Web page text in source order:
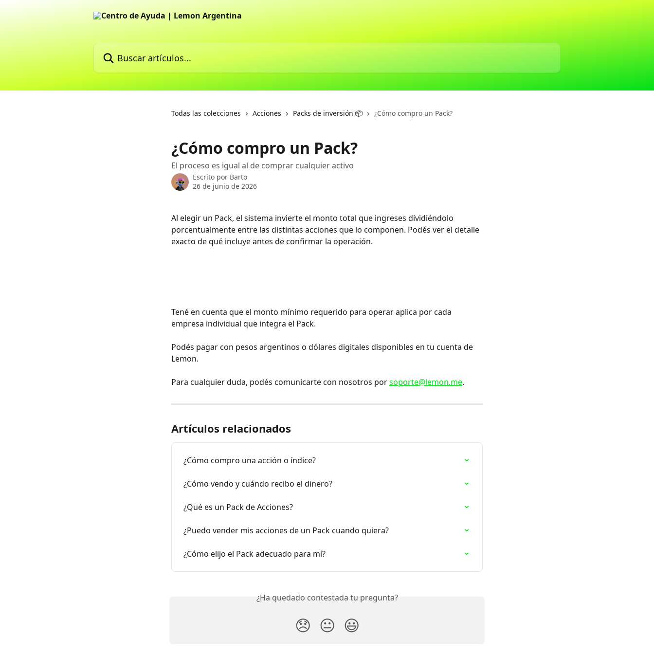
Todas las colecciones Acciones Packs de inversión 📦 ¿Cómo compro un Pack?
¿Cómo compro un Pack?
El proceso es igual al de comprar cualquier activo
Escrito por Barto
26 de junio de 2026
Al elegir un Pack, el sistema invierte el monto total que ingreses dividiéndolo
porcentualmente entre las distintas acciones que lo componen. Podés ver el detalle
exacto de qué incluye antes de confirmar la operación.
Tené en cuenta que el monto mínimo requerido para operar aplica por cada
empresa individual que integra el Pack.
Podés pagar con pesos argentinos o dólares digitales disponibles en tu cuenta de
Lemon.
Para cualquier duda, podés comunicarte con nosotros por soporte@lemon.me.
Artículos relacionados
¿Cómo compro una acción o índice?
¿Cómo vendo y cuándo recibo el dinero?
¿Qué es un Pack de Acciones?
¿Puedo vender mis acciones de un Pack cuando quiera?
¿Cómo elijo el Pack adecuado para mí?
¿Ha quedado contestada tu pregunta?
😞 😐 😃